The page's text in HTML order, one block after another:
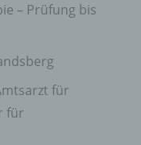
– Prüfung bis
für
für